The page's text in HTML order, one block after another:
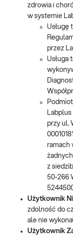
zdrowia i
w systemie
Usługę
przez
Usługa
Labplus
przy ul.
ramach
z
50-266
Użytkownik
zdolność do
ale nie
Użytkownik